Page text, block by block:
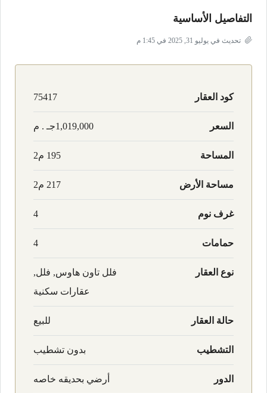
التفاصيل الأساسية
تحديث في يوليو 31, 2025 في 1:45 م
كود العقار 75417
السعر 1,019,000جـ . م
المساحة 195 م2
مساحة الأرض 217 م2
غرف نوم 4
حمامات 4
نوع العقار
فلل تاون هاوس, فلل,
عقارات سكنية
حالة العقار للبيع
التشطيب بدون تشطيب
الدور أرضي بحديقه خاصه